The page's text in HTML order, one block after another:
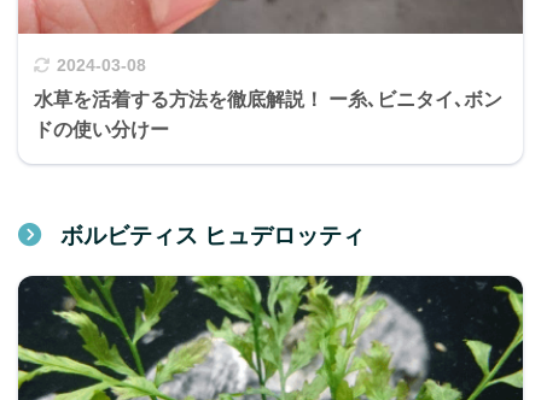
2024-03-08
水草を活着する方法を徹底解説！ ー糸､ビニタイ､ボン
ドの使い分けー
ボルビティス ヒュデロッティ